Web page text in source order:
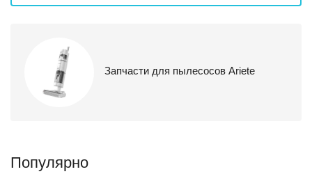
Запчасти для пылесосов Ariete
Популярно